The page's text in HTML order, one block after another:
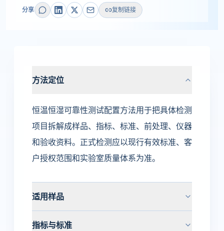
分享 复制链接
方法定位
恒温恒湿可靠性测试配置方法用于把具体检测
项目拆解成样品、指标、标准、前处理、仪器
和验收资料。正式检测应以现行有效标准、客
户授权范围和实验室质量体系为准。
适用样品
指标与标准